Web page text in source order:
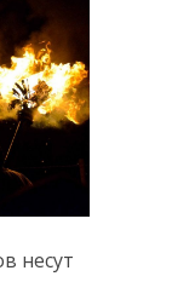
несут